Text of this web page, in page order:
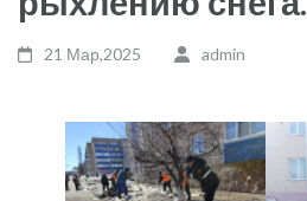
21 Мар,2025 admin